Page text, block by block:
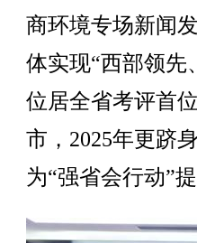
商环境专场新闻
体实现“西部领先
位居全省考评首
市，2025年更跻
为“强省会行动”